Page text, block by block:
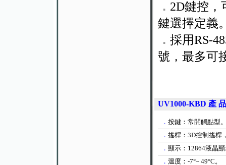
． 2D鍵控，
鍵選擇定義
．採用RS-
號，最多可
UV1000-KBD 產
．按鍵：常開觸點型
．搖桿：3D控制搖桿
．顯示： 12864液晶
．溫度：-7°~49°C。